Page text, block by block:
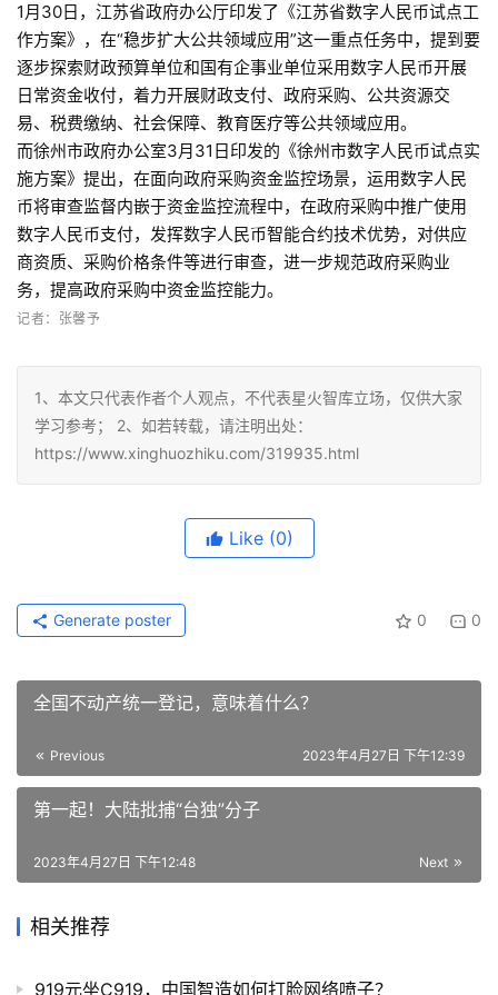
1月30日，江苏省政府办公厅印发了《江苏省数字人民币试点工
作方案》，在“稳步扩大公共领域应用”这一重点任务中，提到要
逐步探索财政预算单位和国有企事业单位采用数字人民币开展
日常资金收付，着力开展财政支付、政府采购、公共资源交
易、税费缴纳、社会保障、教育医疗等公共领域应用。
而徐州市政府办公室3月31日印发的《徐州市数字人民币试点实
施方案》提出，在面向政府采购资金监控场景，运用数字人民
币将审查监督内嵌于资金监控流程中，在政府采购中推广使用
数字人民币支付，发挥数字人民币智能合约技术优势，对供应
商资质、采购价格条件等进行审查，进一步规范政府采购业
务，提高政府采购中资金监控能力。
记者：张馨予
1、本文只代表作者个人观点，不代表星火智库立场，仅供大家
学习参考； 2、如若转载，请注明出处：
https://www.xinghuozhiku.com/319935.html
Like (0)
0 0
Generate poster
全国不动产统一登记，意味着什么？
Previous 2023年4月27日 下午12:39
第一起！大陆批捕“台独”分子
Next
2023年4月27日 下午12:48
相关推荐
919元坐C919，中国智造如何打脸网络喷子？